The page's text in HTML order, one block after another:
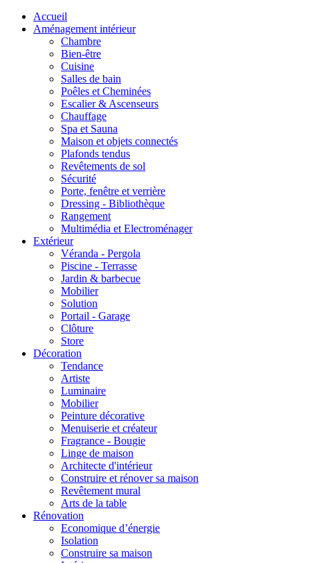
Accueil
Aménagement intérieur
Chambre
Bien-être
Cuisine
Salles de bain
Poêles et Cheminées
Escalier & Ascenseurs
Chauffage
Spa et Sauna
Maison et objets connectés
Plafonds tendus
Revêtements de sol
Sécurité
Porte, fenêtre et verrière
Dressing - Bibliothèque
Rangement
Multimédia et Electroménager
Extérieur
Véranda - Pergola
Piscine - Terrasse
Jardin & barbecue
Mobilier
Solution
Portail - Garage
Clôture
Store
Décoration
Tendance
Artiste
Luminaire
Mobilier
Peinture décorative
Menuiserie et créateur
Fragrance - Bougie
Linge de maison
Architecte d'intérieur
Construire et rénover sa maison
Revêtement mural
Arts de la table
Rénovation
Economique d’énergie
Isolation
Construire sa maison